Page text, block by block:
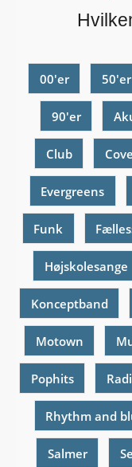
00'er 50'er
90'er
Club
Evergreens
Funk
Højskolesange
Konceptband
Motown
Pophits
Rhythm and
Salmer